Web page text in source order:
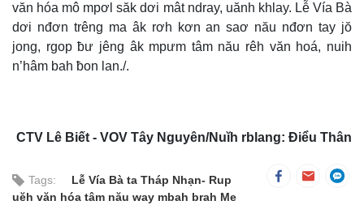
văn hóa mô mpơl săk dơi mât ndray, uănh khlay. Lễ Vía Bà
dơi nđơn trêng ma âk rơh kơn an saơ nău nđơn tay jŏ
jong, rgop ƀư jêng âk mpưm tâm nău rêh văn hoá, nuih
n’hâm bah ƀon lan./.
CTV Lê Biết - VOV Tây Nguyên/Nuĭh rblang: Điểu Thân
Tags:
Lễ Vía Bà ta Tháp Nhạn- Rup
uĕh văn hóa tâm nău way mbah brah Me